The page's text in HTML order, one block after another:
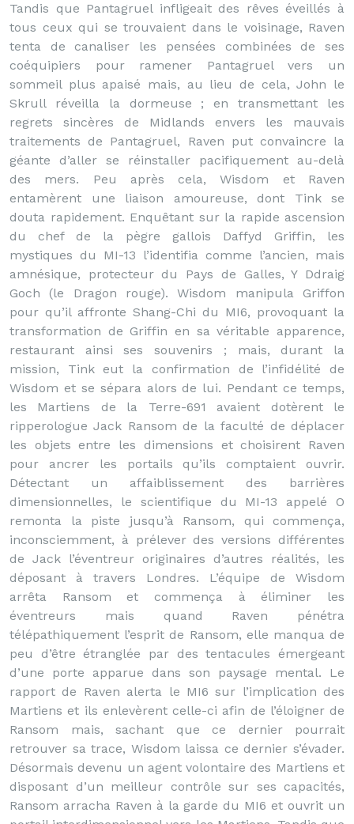
Tandis que Pantagruel infligeait des rêves éveillés à
tous ceux qui se trouvaient dans le voisinage, Raven
tenta de canaliser les pensées combinées de ses
coéquipiers pour ramener Pantagruel vers un
sommeil plus apaisé mais, au lieu de cela, John le
Skrull réveilla la dormeuse ; en transmettant les
regrets sincères de Midlands envers les mauvais
traitements de Pantagruel, Raven put convaincre la
géante d’aller se réinstaller pacifiquement au-delà
des mers. Peu après cela, Wisdom et Raven
entamèrent une liaison amoureuse, dont Tink se
douta rapidement. Enquêtant sur la rapide ascension
du chef de la pègre gallois Daffyd Griffin, les
mystiques du MI-13 l’identifia comme l’ancien, mais
amnésique, protecteur du Pays de Galles, Y Ddraig
Goch (le Dragon rouge). Wisdom manipula Griffon
pour qu’il affronte Shang-Chi du MI6, provoquant la
transformation de Griffin en sa véritable apparence,
restaurant ainsi ses souvenirs ; mais, durant la
mission, Tink eut la confirmation de l’infidélité de
Wisdom et se sépara alors de lui. Pendant ce temps,
les Martiens de la Terre-691 avaient dotèrent le
ripperologue Jack Ransom de la faculté de déplacer
les objets entre les dimensions et choisirent Raven
pour ancrer les portails qu’ils comptaient ouvrir.
Détectant un affaiblissement des barrières
dimensionnelles, le scientifique du MI-13 appelé O
remonta la piste jusqu’à Ransom, qui commença,
inconsciemment, à prélever des versions différentes
de Jack l’éventreur originaires d’autres réalités, les
déposant à travers Londres. L’équipe de Wisdom
arrêta Ransom et commença à éliminer les
éventreurs mais quand Raven pénétra
télépathiquement l’esprit de Ransom, elle manqua de
peu d’être étranglée par des tentacules émergeant
d’une porte apparue dans son paysage mental. Le
rapport de Raven alerta le MI6 sur l’implication des
Martiens et ils enlevèrent celle-ci afin de l’éloigner de
Ransom mais, sachant que ce dernier pourrait
retrouver sa trace, Wisdom laissa ce dernier s’évader.
Désormais devenu un agent volontaire des Martiens et
disposant d’un meilleur contrôle sur ses capacités,
Ransom arracha Raven à la garde du MI6 et ouvrit un